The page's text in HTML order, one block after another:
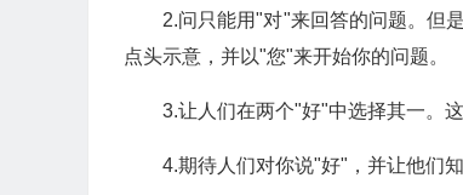
2.问只能用"对"来回答的问题。但
点头示意，并以"您"来开始你的问题。
3.让人们在两个"好"中选择其一。
4.期待人们对你说"好"，并让他们